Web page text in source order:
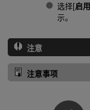
选择[启用
示。
注意
注意事项